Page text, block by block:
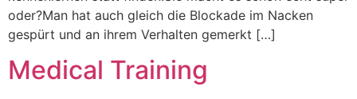
oder?Man hat auch gleich die Blockade im Nacken
gespürt und an ihrem Verhalten gemerkt […]
Medical Training